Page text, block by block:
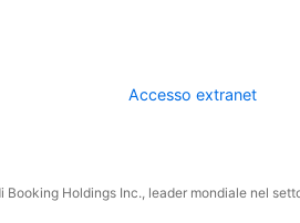
Accesso extranet
Booking Holdings Inc., leader mondiale nel